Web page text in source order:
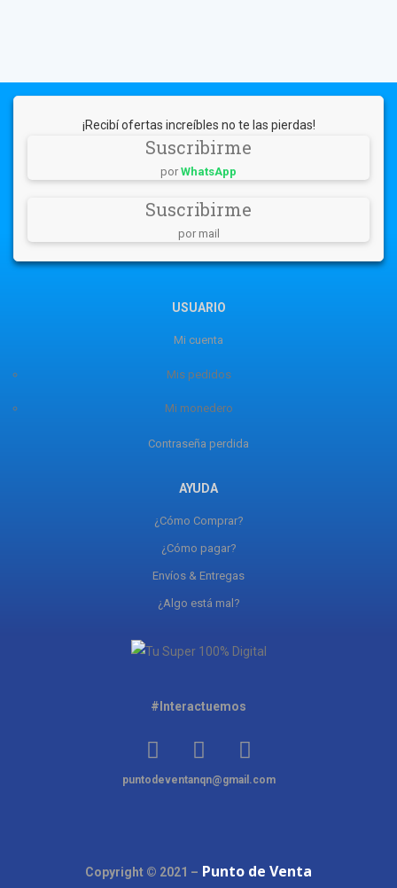
¡Recibí ofertas increíbles no te las pierdas!
Suscribirme
por WhatsApp
Suscribirme
por mail
USUARIO
Mi cuenta
Mis pedidos
Mi monedero
Contraseña perdida
AYUDA
¿Cómo Comprar?
¿Cómo pagar?
Envíos & Entregas
¿Algo está mal?
#Interactuemos
puntodeventanqn@gmail.com
Copyright © 2021 – Punto de Venta